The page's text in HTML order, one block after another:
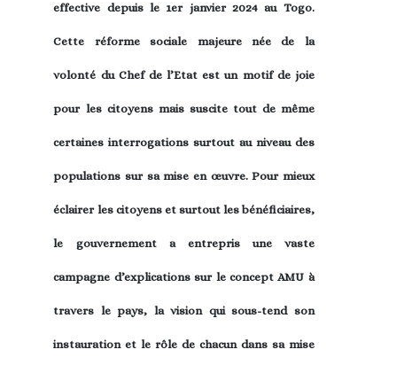
effective depuis le 1er janvier 2024 au Togo.
Cette réforme sociale majeure née de la
volonté du Chef de l’Etat est un motif de joie
pour les citoyens mais suscite tout de même
certaines interrogations surtout au niveau des
populations sur sa mise en œuvre. Pour mieux
éclairer les citoyens et surtout les bénéficiaires,
le gouvernement a entrepris une vaste
campagne d’explications sur le concept AMU à
travers le pays, la vision qui sous-tend son
instauration et le rôle de chacun dans sa mise